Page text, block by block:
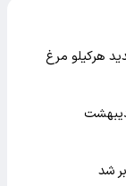
هرکیلو مرغ
شد